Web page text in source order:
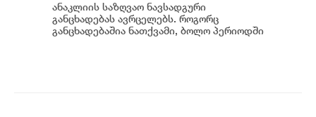
ანაკლიის საზღვაო ნავსადგური
განცხადებას ავრცელებს. როგორც
განცხადებაშია ნათქვამი, ბოლო პერიოდში